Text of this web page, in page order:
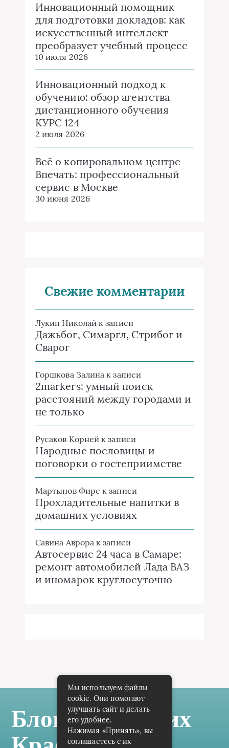
Инновационный помощник
для подготовки докладов: как
искусственный интеллект
преобразует учебный процесс
10 июля 2026
Инновационный подход к
обучению: обзор агентства
дистанционного обучения
КУРС 124
2 июля 2026
Всё о копировальном центре
Впечать: профессиональный
сервис в Москве
30 июня 2026
Свежие комментарии
Лукин Николай к записи
Дажьбог, Симаргл, Стрибог и
Сварог
Горшкова Залина к записи
2markers: умный поиск
расстояний между городами и
не только
Русаков Корней к записи
Народные пословицы и
поговорки о гостеприимстве
Мартынов Фирс к записи
Прохладительные напитки в
домашних условиях
Савина Аврора к записи
Автосервис 24 часа в Самаре:
ремонт автомобилей Лада ВАЗ
и иномарок круглосуточно
Блог Самарских
Мы используем файлы
cookie. Они помогают
улучшать сайт и делать
его удобнее.
Нажимая «Принять», вы
соглашаетесь с их